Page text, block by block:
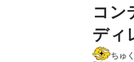
コン
ディ
ちゅ